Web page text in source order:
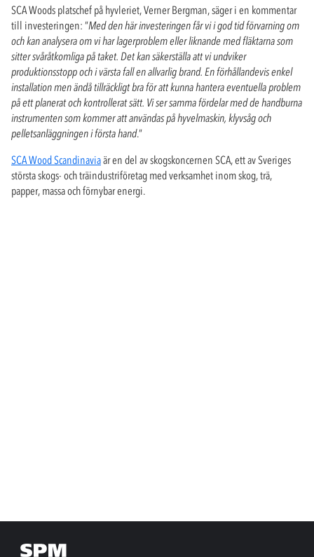
SCA Woods platschef på hyvleriet, Verner Bergman, säger i en kommentar
till investeringen: ”Med den här investeringen får vi i god tid förvarning om
och kan analysera om vi har lagerproblem eller liknande med fläktarna som
sitter svåråtkomliga på taket. Det kan säkerställa att vi undviker
produktionsstopp och i värsta fall en allvarlig brand. En förhållandevis enkel
installation men ändå tillräckligt bra för att kunna hantera eventuella problem
på ett planerat och kontrollerat sätt. Vi ser samma fördelar med de handburna
instrumenten som kommer att användas på hyvelmaskin, klyvsåg och
pelletsanläggningen i första hand.”
SCA Wood Scandinaviaär en del av skogskoncernen SCA, ett av Sveriges
största skogs- och träindustriföretag med verksamhet inom skog, trä,
papper, massa och förnybar energi.